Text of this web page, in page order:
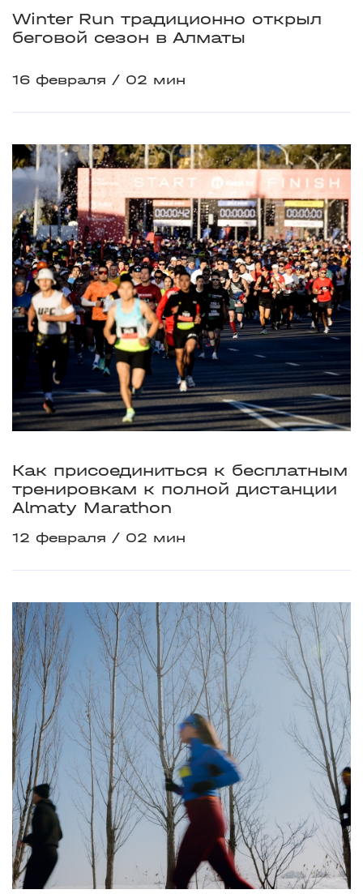
Winter Run традиционно открыл
беговой сезон в Алматы
16 февраля 02 мин
Как присоединиться к бесплатным
тренировкам к полной дистанции
Almaty Marathon
12 февраля 02 мин